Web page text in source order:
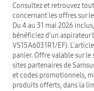
Consultez et retrouvez
concernant les offres sur
Du 4 au 31 mai 2026
bénéficiez d'un aspirateur
VS15A6031R1/EF).
panier. Offre valable sur
sites partenaires de
et codes promotionnels,
produits offerts, dans la